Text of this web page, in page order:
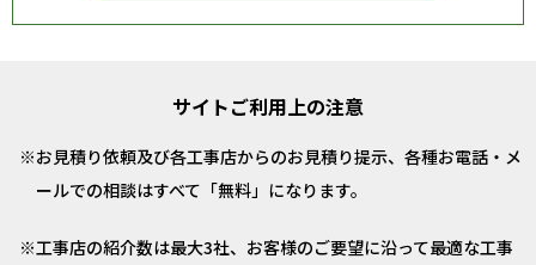
サイトご利用上の注意
お見積り依頼及び各工事店からのお見積り提示、各種お電話・メ
ールでの相談はすべて「無料」になります。
工事店の紹介数は最大3社、お客様のご要望に沿って最適な工事